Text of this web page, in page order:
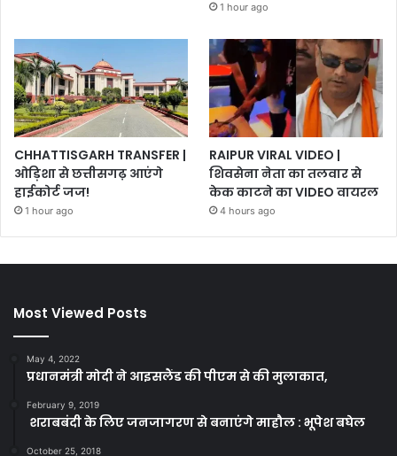
1 hour ago
CHHATTISGARH TRANSFER |
ओड़िशा से छत्तीसगढ़ आएंगे
हाईकोर्ट जज!
1 hour ago
RAIPUR VIRAL VIDEO |
शिवसेना नेता का तलवार से
केक काटने का VIDEO वायरल
4 hours ago
Most Viewed Posts
May 4, 2022
प्रधानमंत्री मोदी ने आइसलैंड की पीएम से की मुलाकात,
February 9, 2019
शराबबंदी के लिए जनजागरण से बनाएंगे माहौल : भूपेश बघेल
October 25, 2018